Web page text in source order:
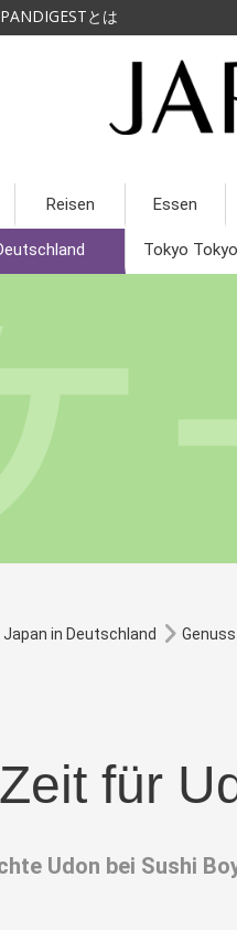
とは
Reisen Essen
Tokyo Tokyo
Japan in Deutschland Genuss
Zeit für
Udon bei Sushi